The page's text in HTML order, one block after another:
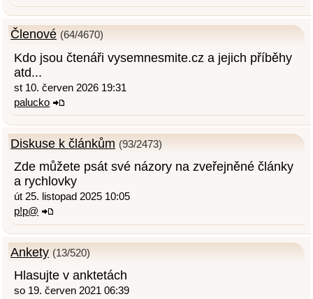
Členové (64/4670)
Kdo jsou čtenáři vysemnesmite.cz a jejich příběhy
atd...
st 10. červen 2026 19:31
palucko
Diskuse k článkům (93/2473)
Zde můžete psát své názory na zveřejněné články
a rychlovky
út 25. listopad 2025 10:05
p!p@
Ankety (13/520)
Hlasujte v anktetách
so 19. červen 2021 06:39